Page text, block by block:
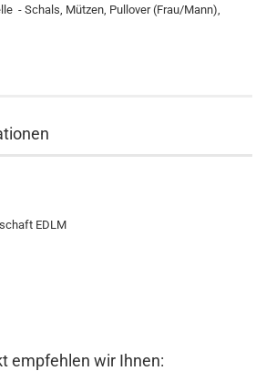
- Schals, Mützen, Pullover (Frau/Mann),
EDLM
empfehlen wir Ihnen: